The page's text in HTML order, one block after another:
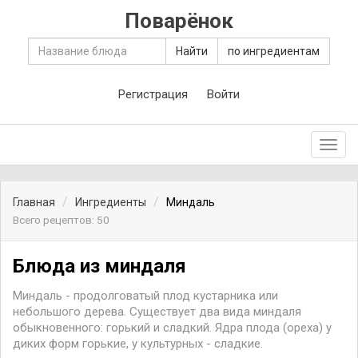
Поварёнок
Найти по ингредиентам
Регистрация Войти
Главная Ингредиенты
Миндаль
Всего рецептов: 50
Блюда из миндаля
Миндаль - продолговатый плод кустарника или
небольшого дерева. Существует два вида миндаля
обыкновенного: горький и сладкий. Ядра плода (ореха) у
диких форм горькие, у культурных - сладкие.